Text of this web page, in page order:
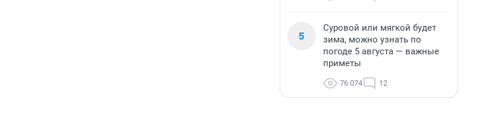
5
Суровой или мягкой будет
зима, можно узнать по
погоде 5 августа — важные
приметы
76 074 12